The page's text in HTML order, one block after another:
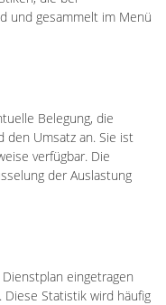
und gesammelt im Menü
Belegung, die
den Umsatz an. Sie ist
verfügbar. Die
der Auslastung
eingetragen
Statistik wird häufig